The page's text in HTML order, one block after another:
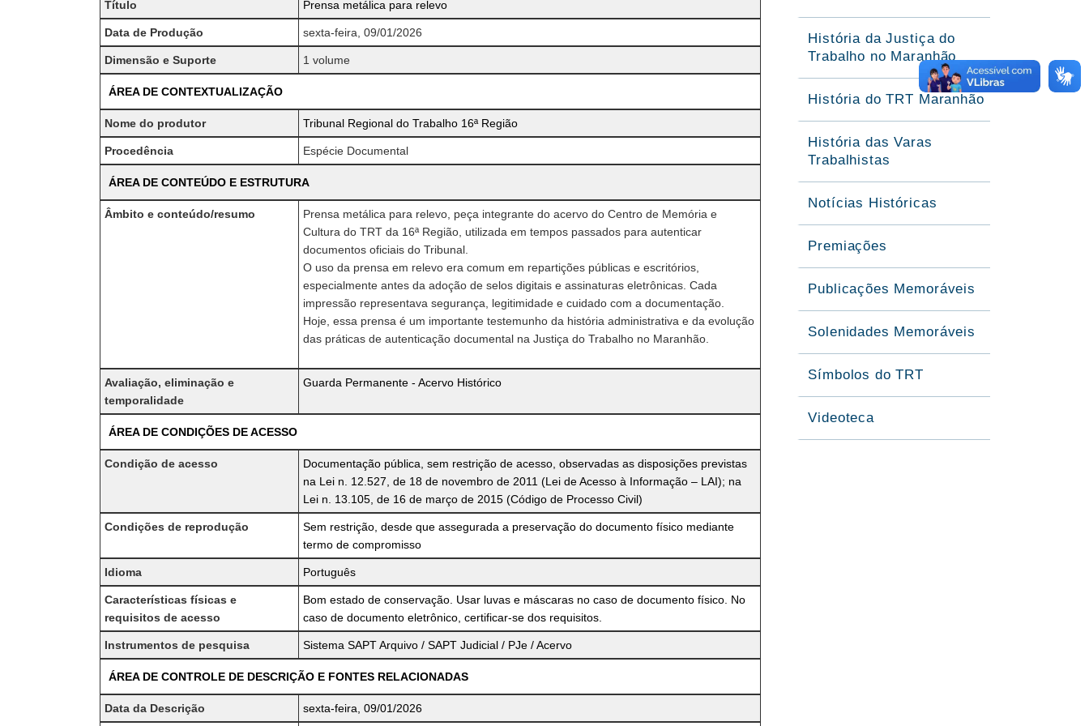
Título Prensa metálica para relevo
Data de Produção sexta-feira, 09/01/2026
Dimensão e Suporte 1 volume
ÁREA DE CONTEXTUALIZAÇÃO
Nome do produtor Tribunal Regional do Trabalho 16ª Região
Procedência Espécie Documental
ÁREA DE CONTEÚDO E ESTRUTURA
Âmbito e conteúdo/resumo
Prensa metálica para relevo, peça integrante do acervo do Centro de Memória e
Cultura do TRT da 16ª Região, utilizada em tempos passados para autenticar
documentos oficiais do Tribunal.
O uso da prensa em relevo era comum em repartições públicas e escritórios,
especialmente antes da adoção de selos digitais e assinaturas eletrônicas. Cada
impressão representava segurança, legitimidade e cuidado com a documentação.
Hoje, essa prensa é um importante testemunho da história administrativa e da evolução
das práticas de autenticação documental na Justiça do Trabalho no Maranhão.
Avaliação, eliminação e
temporalidade
Guarda Permanente - Acervo Histórico
ÁREA DE CONDIÇÕES DE ACESSO
Condição de acesso
Documentação pública, sem restrição de acesso, observadas as disposições previstas
na Lei n. 12.527, de 18 de novembro de 2011 (Lei de Acesso à Informação – LAI); na
Lei n. 13.105, de 16 de março de 2015 (Código de Processo Civil)
Condições de reprodução
Sem restrição, desde que assegurada a preservação do documento físico mediante
termo de compromisso
Idioma Português
Características físicas e
requisitos de acesso
Bom estado de conservação. Usar luvas e máscaras no caso de documento físico. No
caso de documento eletrônico, certificar-se dos requisitos.
Instrumentos de pesquisa Sistema SAPT Arquivo / SAPT Judicial / PJe / Acervo
ÁREA DE CONTROLE DE DESCRIÇÃO E FONTES RELACIONADAS
Data da Descrição sexta-feira, 09/01/2026
História da Justiça do
Trabalho no Maranhão
História do TRT Maranhão
História das Varas
Trabalhistas
Notícias Históricas
Premiações
Publicações Memoráveis
Solenidades Memoráveis
Símbolos do TRT
Videoteca